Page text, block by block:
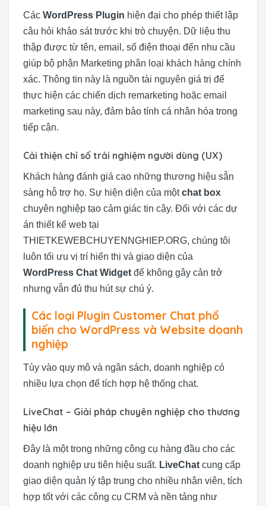
Các WordPress Plugin hiện đại cho phép thiết lập
câu hỏi khảo sát trước khi trò chuyện. Dữ liệu thu
thập được từ tên, email, số điện thoại đến nhu cầu
giúp bộ phận Marketing phân loại khách hàng chính
xác. Thông tin này là nguồn tài nguyên giá trị để
thực hiện các chiến dịch remarketing hoặc email
marketing sau này, đảm bảo tính cá nhân hóa trong
tiếp cận.
Cải thiện chỉ số trải nghiệm người dùng (UX)
Khách hàng đánh giá cao những thương hiệu sẵn
sàng hỗ trợ họ. Sự hiện diện của mộtchat box
chuyên nghiệp tạo cảm giác tin cậy. Đối với các dự
án thiết kế web tại
THIETKEWEBCHUYENNGHIEP.ORG, chúng tôi
luôn tối ưu vị trí hiển thị và giao diện của
WordPress Chat Widget để không gây cản trở
nhưng vẫn đủ thu hút sự chú ý.
Các loại Plugin Customer Chat phổ
biến cho WordPress và Website doanh
nghiệp
Tùy vào quy mô và ngân sách, doanh nghiệp có
nhiều lựa chọn để tích hợp hệ thống chat.
LiveChat – Giải pháp chuyên nghiệp cho thương
hiệu lớn
Đây là một trong những công cụ hàng đầu cho các
doanh nghiệp ưu tiên hiệu suất. LiveChat cung cấp
giao diện quản lý tập trung cho nhiều nhân viên, tích
hợp tốt với các công cụ CRM và nền tảng như